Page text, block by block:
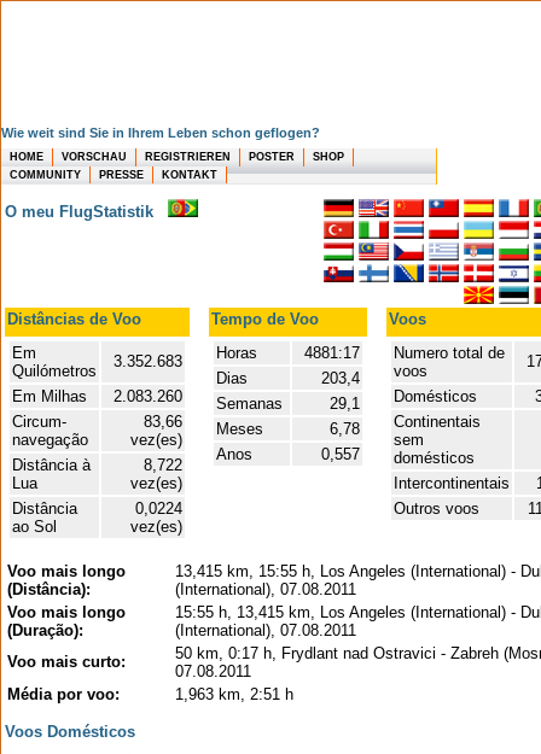
Wie weit sind Sie in Ihrem Leben schon geflogen?
HOME VORSCHAU REGISTRIEREN POSTER
SHOP
COMMUNITY
PRESSE KONTAKT
O meu FlugStatistik
Distâncias de Voo Tempo de Voo
Voos
Em
Quilómetros
3.352.683
Em Milhas
2.083.260
Circum-
navegação
83,66
vez(es)
Distância à
Lua
8,722
vez(es)
Distância
ao Sol
0,0224
vez(es)
Horas
4881:17
Dias
203,4
Semanas
29,1
Meses
6,78
Anos
0,557
Numero total de
voos
Domésticos
Continentais
sem
domésticos
Intercontinentais
Outros voos
Voo mais longo
(Distância):
13,415 km, 15:55 h, Los Angeles (International) -
(International), 07.08.2011
Voo mais longo
(Duração):
15:55 h, 13,415 km, Los Angeles (International) -
(International), 07.08.2011
Voo mais curto:
50 km, 0:17 h, Frydlant nad Ostravici - Zabreh
07.08.2011
Média por voo:
1,963 km, 2:51 h
Voos Domésticos